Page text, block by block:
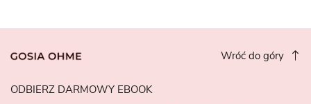
Wróć do góry
ODBIERZ DARMOWY EBOOK